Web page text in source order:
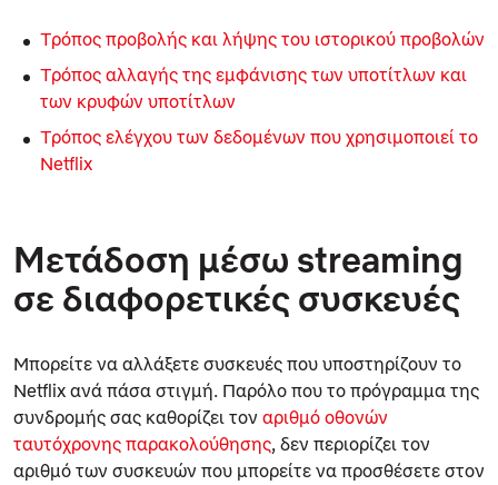
Τρόπος προβολής και λήψης του ιστορικού προβολών
Τρόπος αλλαγής της εμφάνισης των υποτίτλων και
των κρυφών υποτίτλων
Τρόπος ελέγχου των δεδομένων που χρησιμοποιεί το
Netflix
Μετάδοση μέσω streaming
σε διαφορετικές συσκευές
Μπορείτε να αλλάξετε συσκευές που υποστηρίζουν το
Netflix ανά πάσα στιγμή. Παρόλο που το πρόγραμμα της
συνδρομής σας καθορίζει τον αριθμό οθονών
ταυτόχρονης παρακολούθησης, δεν περιορίζει τον
αριθμό των συσκευών που μπορείτε να προσθέσετε στον